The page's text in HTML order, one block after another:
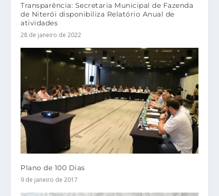
Transparência: Secretaria Municipal de Fazenda
de Niterói disponibiliza Relatório Anual de
atividades
28 de janeiro de 2022
Plano de 100 Dias
9 de janeiro de 2017